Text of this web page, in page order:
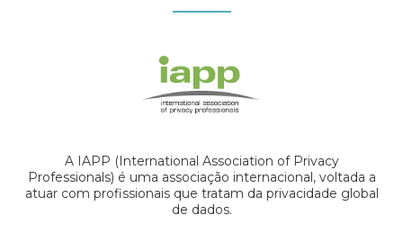
A IAPP (International Association of Privacy
Professionals) é uma associação internacional, voltada a
atuar com profissionais que tratam da privacidade global
de dados.